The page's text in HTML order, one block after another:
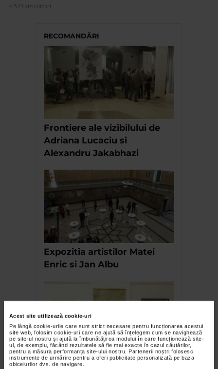
Acest site utilizează cookie-uri
Pe lângă cookie-urile care sunt strict necesare pentru funcționarea acestui
site web, folosim cookie-uri care ne ajută să înțelegem cum se navighează
pe site-ul nostru și ajută la îmbunătățirea modului în care funcționează site-
ul, de exemplu, făcând rezultatele să fie mai exacte în cazul căutărilor,
pentru a măsura performanța site-ului nostru. Partenerii noștri folosesc
instrumente de urmărire pentru a oferi publicitate personalizată pe baza
obiceiurilor dvs. de navigare.
4.524 vizualizari
RECOMANDĂRI
Frontiere ale vizibilului de
Adriana Lucaciu si
Alexandru Jakabhazi
Expozitia artistilor Matei
Enric si Jan Albu
Marijana și Relu Bițulescu –